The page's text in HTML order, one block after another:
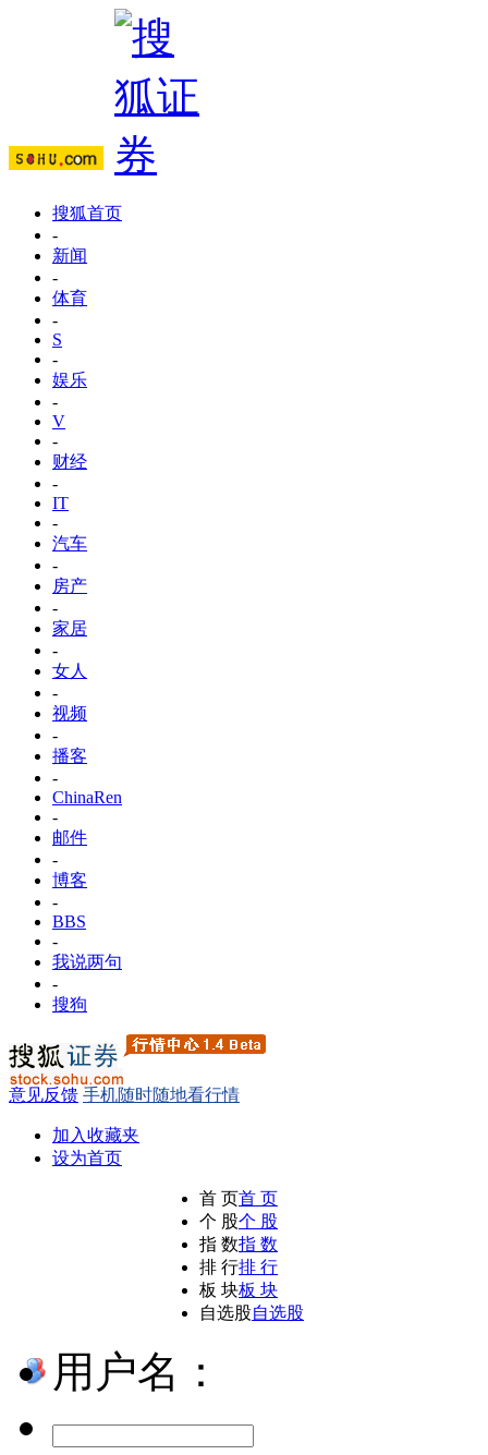
搜狐首页
-
新闻
-
体育
-
S
-
娱乐
-
V
-
财经
-
IT
-
汽车
-
房产
-
家居
-
女人
-
视频
-
播客
-
ChinaRen
-
邮件
-
博客
-
BBS
-
我说两句
-
搜狗
意见反馈 手机随时随地看行情
加入收藏夹
设为首页
首 页首 页
个 股个 股
指 数指 数
排 行排 行
板 块板 块
自选股自选股
用户名：